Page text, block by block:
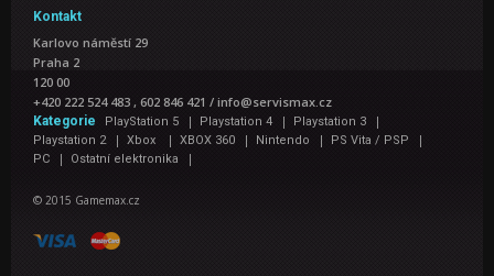
Kontakt
Karlovo náměstí 29
Praha 2
120 00
+420 222 524 483 , 602 846 421 / info@servismax.cz
Kategorie PlayStation 5 | Playstation 4 | Playstation 3 |
Playstation 2 | Xbox | XBOX 360 | Nintendo | PS Vita / PSP |
PC | Ostatní elektronika |
© 2015 Gamemax.cz